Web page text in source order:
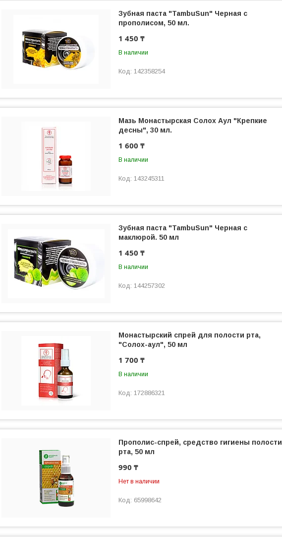
Зубная паста "TambuSun" Черная с
прополисом, 50 мл.
1 450 ₸
В наличии
142358254
Мазь Монастырская Солох Аул "Крепкие
десны", 30 мл.
1 600 ₸
В наличии
143245311
Зубная паста "TambuSun" Черная с
маклюрой. 50 мл
1 450 ₸
В наличии
144257302
Монастырский спрей для полости рта,
"Солох-аул", 50 мл
1 700 ₸
В наличии
172886321
Прополис-спрей, средство гигиены полости
рта, 50 мл
990 ₸
Нет в наличии
65998642